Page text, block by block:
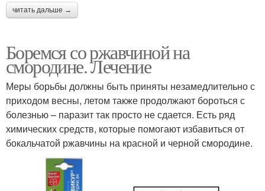
читать дальше →
Боремся со ржавчиной на
смородине. Лечение
Меры борьбы должны быть приняты незамедлительно с
приходом весны, летом также продолжают бороться с
болезнью – паразит так просто не сдается. Есть ряд
химических средств, которые помогают избавиться от
бокальчатой ржавчины на красной и черной смородине.